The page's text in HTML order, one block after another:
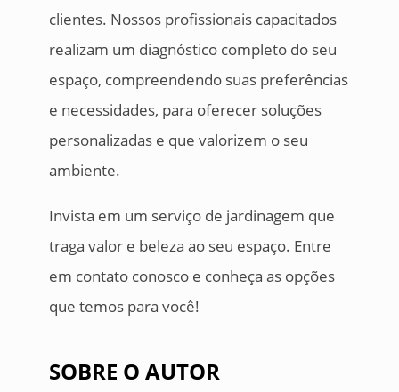
clientes. Nossos profissionais capacitados
realizam um diagnóstico completo do seu
espaço, compreendendo suas preferências
e necessidades, para oferecer soluções
personalizadas e que valorizem o seu
ambiente.
Invista em um serviço de jardinagem que
traga valor e beleza ao seu espaço. Entre
em contato conosco e conheça as opções
que temos para você!
SOBRE O AUTOR